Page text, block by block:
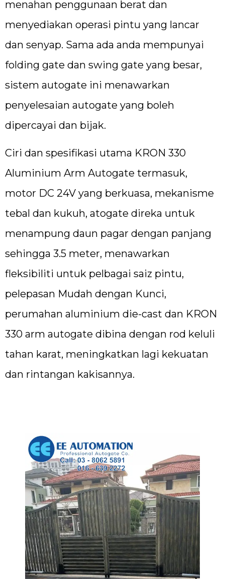
menahan penggunaan berat dan
menyediakan operasi pintu yang lancar
dan senyap. Sama ada anda mempunyai
folding gate dan swing gate yang besar,
sistem autogate ini menawarkan
penyelesaian autogate yang boleh
dipercayai dan bijak.
Ciri dan spesifikasi utama KRON 330
Aluminium Arm Autogate termasuk,
motor DC 24V yang berkuasa, mekanisme
tebal dan kukuh, atogate direka untuk
menampung daun pagar dengan panjang
sehingga 3.5 meter, menawarkan
fleksibiliti untuk pelbagai saiz pintu,
pelepasan Mudah dengan Kunci,
perumahan aluminium die-cast dan KRON
330 arm autogate dibina dengan rod keluli
tahan karat, meningkatkan lagi kekuatan
dan rintangan kakisannya.